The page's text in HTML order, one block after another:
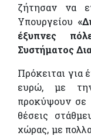
ζήτησαν να
Υπουργείου
έξυπνες
Συστήματος
Πρόκειται για
ευρώ, με
προκύψουν σε
θέσεις
χώρας, με